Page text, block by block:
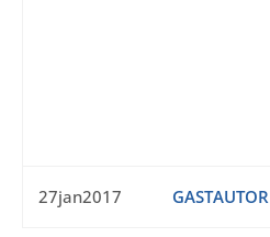
27jan2017 GASTAUTOR